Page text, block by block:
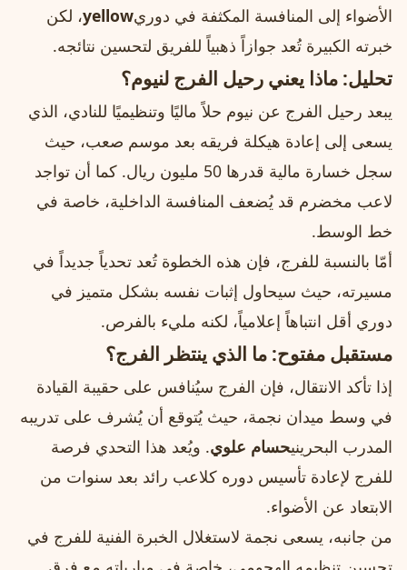
الأضواء إلى المنافسة المكثفة في دوريyellow، لكن
خبرته الكبيرة تُعد جوازاً ذهبياً للفريق لتحسين نتائجه.
تحليل: ماذا يعني رحيل الفرج لنيوم؟
يبعد رحيل الفرج عن نيوم حلاً ماليًا وتنظيميًا للنادي، الذي
يسعى إلى إعادة هيكلة فريقه بعد موسم صعب، حيث
سجل خسارة مالية قدرها 50 مليون ريال. كما أن تواجد
لاعب مخضرم قد يُضعف المنافسة الداخلية، خاصة في
خط الوسط.
أمّا بالنسبة للفرج، فإن هذه الخطوة تُعد تحدياً جديداً في
مسيرته، حيث سيحاول إثبات نفسه بشكل متميز في
دوري أقل انتباهاً إعلامياً، لكنه مليء بالفرص.
مستقبل مفتوح: ما الذي ينتظر الفرج؟
إذا تأكد الانتقال، فإن الفرج سيُنافس على حقيبة القيادة
في وسط ميدان نجمة، حيث يُتوقع أن يُشرف على تدريبه
المدرب البحرينيحسام علوي. ويُعد هذا التحدي فرصة
للفرج لإعادة تأسيس دوره كلاعب رائد بعد سنوات من
الابتعاد عن الأضواء.
من جانبه، يسعى نجمة لاستغلال الخبرة الفنية للفرج في